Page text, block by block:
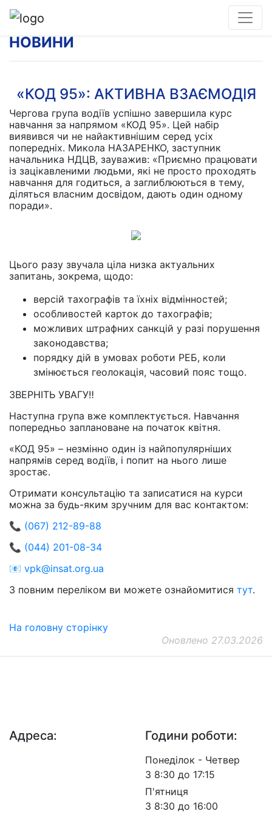
НОВИНИ
«КОД 95»: АКТИВНА ВЗАЄМОДІЯ
Чергова група водіїв успішно завершила курс
навчання за напрямом «КОД 95». Цей набір
виявився чи не найактивнішим серед усіх
попередніх. Микола НАЗАРЕНКО, заступник
начальника НДЦВ, зауважив: «Приємно працювати
із зацікавленими людьми, які не просто проходять
навчання для годиться, а заглиблюються в тему,
діляться власним досвідом, дають один одному
поради».
Цього разу звучала ціла низка актуальних
запитань, зокрема, щодо:
версій тахографів та їхніх відмінностей;
особливостей карток до тахографів;
можливих штрафних санкцій у разі порушення
законодавства;
порядку дій в умовах роботи РЕБ, коли
змінюється геолокація, часовий пояс тощо.
ЗВЕРНІТЬ УВАГУ‼️
Наступна група вже комплектується. Навчання
попередньо заплановане на початок квітня.
«КОД 95» – незмінно один із найпопулярніших
напрямів серед водіїв, і попит на нього лише
зростає.
Отримати консультацію та записатися на курси
можна за будь-яким зручним для вас контактом:
📞 (067) 212-89-88
📞 (044) 201-08-34
📧 vpk@insat.org.ua
З повним переліком ви можете ознайомитися тут.
На головну сторінку
Оновлено 27.03.2026
Адреса: Години роботи:
Понеділок - Четвер
З 8:30 до 17:15
П'ятниця
З 8:30 до 16:00